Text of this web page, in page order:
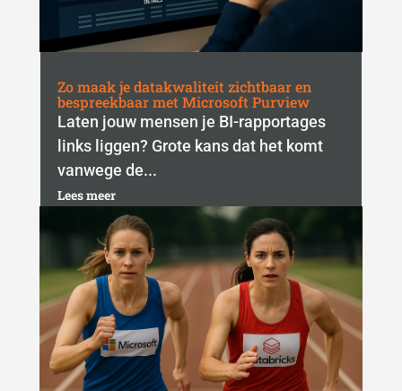
Zo maak je datakwaliteit zichtbaar en
bespreekbaar met Microsoft Purview
Laten jouw mensen je BI-rapportages
links liggen? Grote kans dat het komt
vanwege de...
Lees meer